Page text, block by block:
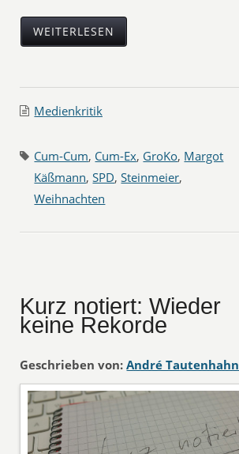
WEITERLESEN
Medienkritik
Cum-Cum, Cum-Ex, GroKo, Margot
Käßmann,SPD,Steinmeier,
Weihnachten
Kurz notiert: Wieder
keine Rekorde
Geschrieben von: André Tautenhahn